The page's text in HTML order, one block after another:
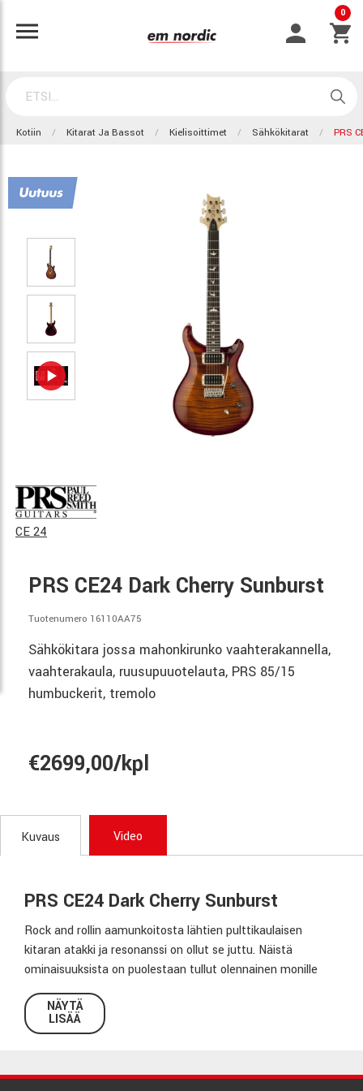
0
Kotiin Kitarat Ja Bassot Kielisoittimet Sähkökitarat PRS
CE 24
PRS CE24 Dark Cherry Sunburst
Tuotenumero 16110AA75
Sähkökitara jossa mahonkirunko vaahterakannella,
vaahterakaula, ruusupuuotelauta, PRS 85/15
humbuckerit, tremolo
€2699,00/kpl
Kuvaus Video
PRS CE24 Dark Cherry Sunburst
Rock and rollin aamunkoitosta lähtien pulttikaulaisen
kitaran atakki ja resonanssi on ollut se juttu. Näistä
ominaisuuksista on puolestaan tullut olennainen monille
soittajille, jotka yrittävät kertoa tarinansa musiikin kautta.
CE 24yhdistää PRS:n perinteisen rungon yhdistelmän,
jossa on mahonkirunko ja vaahterakansi, pultattu
Alkuperäinen CE esiteltiin vuonna 1988.
NÄYTÄ
LISÄÄ